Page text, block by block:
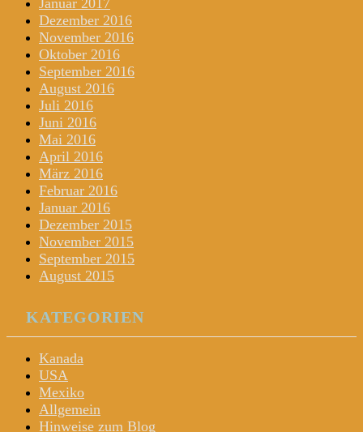
Januar 2017
Dezember 2016
November 2016
Oktober 2016
September 2016
August 2016
Juli 2016
Juni 2016
Mai 2016
April 2016
März 2016
Februar 2016
Januar 2016
Dezember 2015
November 2015
September 2015
August 2015
KATEGORIEN
Kanada
USA
Mexiko
Allgemein
Hinweise zum Blog